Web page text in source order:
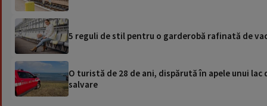
5 reguli de stil pentru o garderobă rafinată de
O turistă de 28 de ani, dispărută în apele unui
salvare